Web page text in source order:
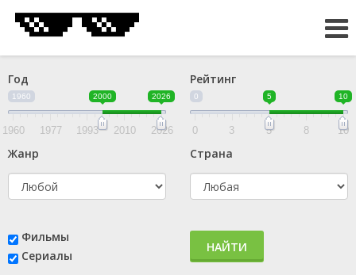
Год
1960 2000 2026
1960 1977 1993 2010 2026
Рейтинг
0 5 10
0 3 5 8 10
Жанр Страна
Фильмы
Сериалы
НАЙТИ